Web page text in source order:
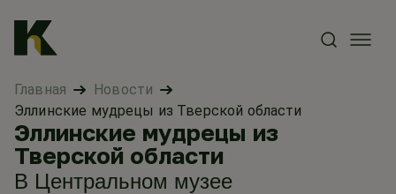
Главная
Новости
Эллинские мудрецы из Тверской области
Эллинские мудрецы из
Тверской области
В Центральном музее